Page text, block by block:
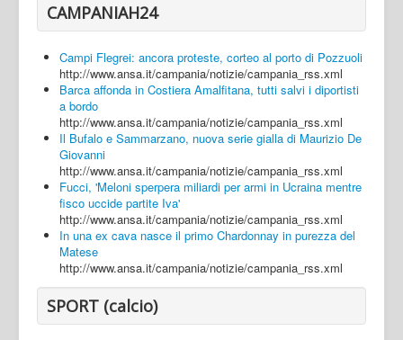
CAMPANIAH24
Campi Flegrei: ancora proteste, corteo al porto di Pozzuoli
http://www.ansa.it/campania/notizie/campania_rss.xml
Barca affonda in Costiera Amalfitana, tutti salvi i diportisti
a bordo
http://www.ansa.it/campania/notizie/campania_rss.xml
Il Bufalo e Sammarzano, nuova serie gialla di Maurizio De
Giovanni
http://www.ansa.it/campania/notizie/campania_rss.xml
Fucci, 'Meloni sperpera miliardi per armi in Ucraina mentre
fisco uccide partite Iva'
http://www.ansa.it/campania/notizie/campania_rss.xml
In una ex cava nasce il primo Chardonnay in purezza del
Matese
http://www.ansa.it/campania/notizie/campania_rss.xml
SPORT (calcio)